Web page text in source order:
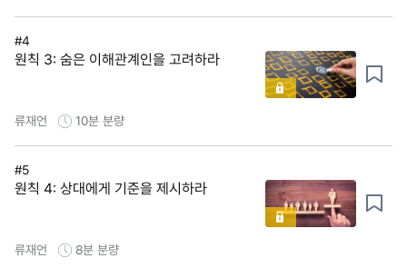
#4
원칙 3: 숨은 이해관계인을 고려하라
류재언 10분 분량
#5
원칙 4: 상대에게 기준을 제시하라
류재언 8분 분량